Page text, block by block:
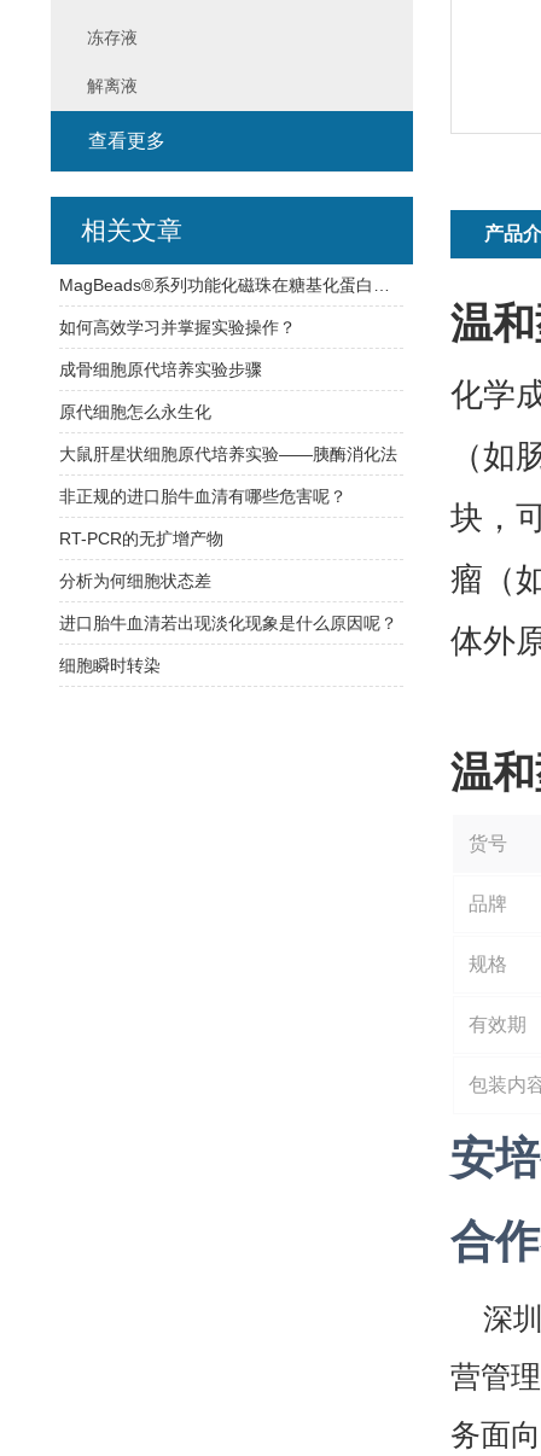
产品
温
化学
（如
块，
瘤（
体外
温
货号
品牌
规格
有效期
包装内
安
合
深
营管
务面
冻存液
解离液
查看更多
相关文章
如何高效学习并掌握实验操作？
成骨细胞原代培养实验步骤
原代细胞怎么永生化
大鼠肝星状细胞原代培养实验——胰酶消化法
非正规的进口胎牛血清有哪些危害呢？
RT-PCR的无扩增产物
分析为何细胞状态差
进口胎牛血清若出现淡化现象是什么原因呢？
细胞瞬时转染